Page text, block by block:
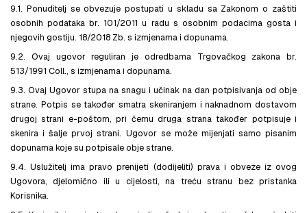
9.1. Ponuditelj se obvezuje postupati u skladu sa Zakonom o zaštiti
osobnih podataka br. 101/2011 u radu s osobnim podacima gosta i
njegovih gostiju. 18/2018 Zb. s izmjenama i dopunama.
9.2. Ovaj ugovor reguliran je odredbama Trgovačkog zakona br.
513/1991 Coll., s izmjenama i dopunama.
9.3. Ovaj Ugovor stupa na snagu i učinak na dan potpisivanja od obje
strane. Potpis se također smatra skeniranjem i naknadnom dostavom
drugoj strani e-poštom, pri čemu druga strana također potpisuje i
skenira i šalje prvoj strani. Ugovor se može mijenjati samo pisanim
dopunama koje su potpisale obje strane.
9.4. Uslužitelj ima pravo prenijeti (dodijeliti) prava i obveze iz ovog
Ugovora, djelomično ili u cijelosti, na treću stranu bez pristanka
Korisnika.